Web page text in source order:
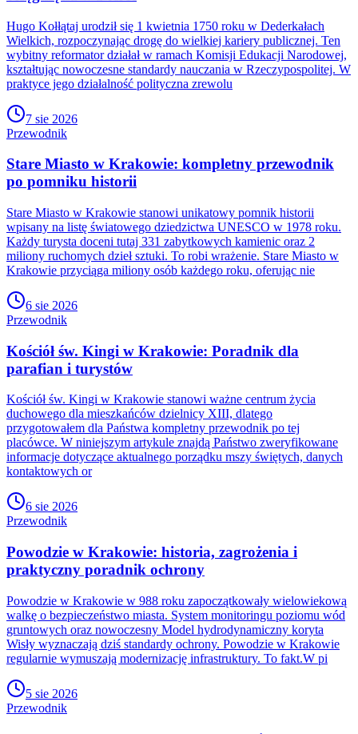
Hugo Kołłątaj urodził się 1 kwietnia 1750 roku w Dederkałach
Wielkich, rozpoczynając drogę do wielkiej kariery publicznej. Ten
wybitny reformator działał w ramach Komisji Edukacji Narodowej,
kształtując nowoczesne standardy nauczania w Rzeczypospolitej. W
praktyce jego działalność polityczna zrewolu
7 sie 2026
Przewodnik
Stare Miasto w Krakowie: kompletny przewodnik
po pomniku historii
Stare Miasto w Krakowie stanowi unikatowy pomnik historii
wpisany na listę światowego dziedzictwa UNESCO w 1978 roku.
Każdy turysta doceni tutaj 331 zabytkowych kamienic oraz 2
miliony ruchomych dzieł sztuki. To robi wrażenie. Stare Miasto w
Krakowie przyciąga miliony osób każdego roku, oferując nie
6 sie 2026
Przewodnik
Kościół św. Kingi w Krakowie: Poradnik dla
parafian i turystów
Kościół św. Kingi w Krakowie stanowi ważne centrum życia
duchowego dla mieszkańców dzielnicy XIII, dlatego
przygotowałem dla Państwa kompletny przewodnik po tej
placówce. W niniejszym artykule znajdą Państwo zweryfikowane
informacje dotyczące aktualnego porządku mszy świętych, danych
kontaktowych or
6 sie 2026
Przewodnik
Powodzie w Krakowie: historia, zagrożenia i
praktyczny poradnik ochrony
Powodzie w Krakowie w 988 roku zapoczątkowały wielowiekową
walkę o bezpieczeństwo miasta. System monitoringu poziomu wód
gruntowych oraz nowoczesny Model hydrodynamiczny koryta
Wisły wyznaczają dziś standardy ochrony. Powodzie w Krakowie
regularnie wymuszają modernizację infrastruktury. To fakt.W pi
5 sie 2026
Przewodnik